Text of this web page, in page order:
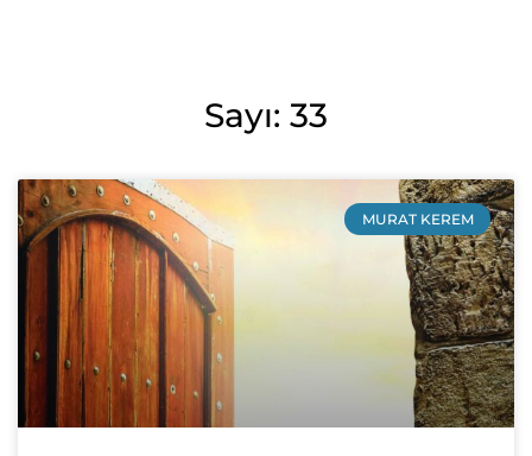
Sayı: 33
MURAT KEREM